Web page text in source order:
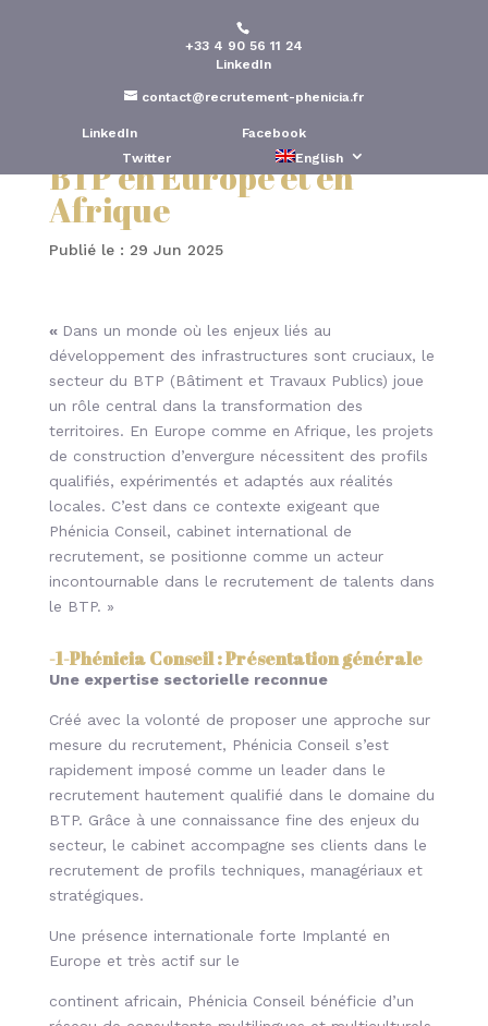
+33 4 90 56 11 24
LinkedIn
contact@recrutement-phenicia.fr
LinkedIn
Facebook
Twitter
English
Phénicia Conseil : Expert
du recrutement de
talents dans le secteur du
BTP en Europe et en
Afrique
Publié le : 29 Jun 2025
« Dans un monde où les enjeux liés au
développement des infrastructures sont cruciaux, le
secteur du BTP (Bâtiment et Travaux Publics) joue
un rôle central dans la transformation des
territoires. En Europe comme en Afrique, les projets
de construction d’envergure nécessitent des profils
qualifiés, expérimentés et adaptés aux réalités
locales. C’est dans ce contexte exigeant que
Phénicia Conseil, cabinet international de
recrutement, se positionne comme un acteur
incontournable dans le recrutement de talents dans
le BTP. »
-1-Phénicia Conseil : Présentation générale
Une expertise sectorielle reconnue
Créé avec la volonté de proposer une approche sur
mesure du recrutement, Phénicia Conseil s’est
rapidement imposé comme un leader dans le
recrutement hautement qualifié dans le domaine du
BTP. Grâce à une connaissance fine des enjeux du
secteur, le cabinet accompagne ses clients dans le
recrutement de profils techniques, managériaux et
stratégiques.
Une présence internationale forte Implanté en
Europe et très actif sur le
continent africain, Phénicia Conseil bénéficie d’un